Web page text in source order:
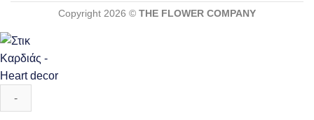
Copyright 2026 © THE FLOWER COMPANY